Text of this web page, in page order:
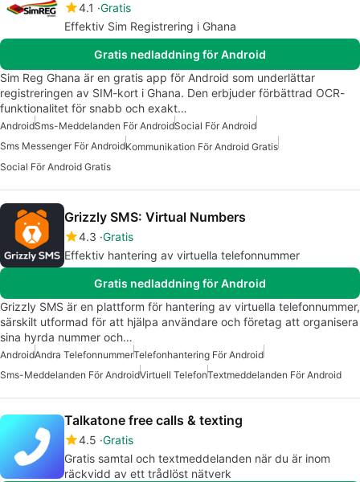
4.1 Gratis
Effektiv Sim Registrering i Ghana
Gratis nedladdning för Android
Sim Reg Ghana är en gratis app för Android som underlättar
registreringen av SIM-kort i Ghana. Den erbjuder förbättrad OCR-
funktionalitet för snabb och exakt…
AndroidSms-Meddelanden För AndroidSocial För Android
Sms Messenger För AndroidKommunikation För Android Gratis
Social För Android Gratis
Grizzly SMS: Virtual Numbers
4.3 Gratis
Effektiv hantering av virtuella telefonnummer
Gratis nedladdning för Android
Grizzly SMS är en plattform för hantering av virtuella telefonnummer,
särskilt utformad för att hjälpa användare och företag att organisera
sina hyrda nummer och…
AndroidAndra TelefonnummerTelefonhantering För Android
Sms-Meddelanden För AndroidVirtuell TelefonTextmeddelanden För Android
Talkatone free calls & texting
4.5 Gratis
Gratis samtal och textmeddelanden när du är inom
räckvidd av ett trådlöst nätverk